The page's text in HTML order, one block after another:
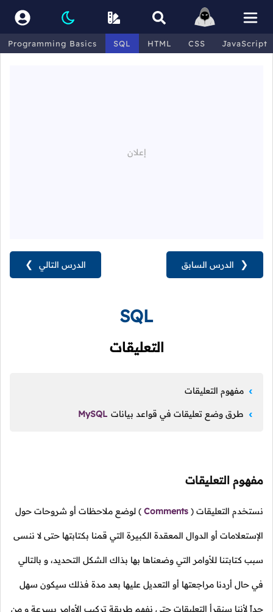
Programming Basics SQL HTML CSS JavaScript
الدرس التالي ❯ ❮ الدرس السابق
SQL
التعليقات
مفهوم التعليقات
طرق وضع تعليقات في قواعد بيانات MySQL
مفهوم التعليقات
نستخدم التعليقات (
Comments
) لوضع ملاحظات أو شروحات حول
الإستعلامات أو الدوال المعقدة الكبيرة التي قمنا بكتابتها حتى لا ننسى
سبب كتابتنا للأوامر التي وضعناها بها بذاك الشكل التحديد، و بالتالي
في حال أردنا مراجعتها أو التعديل عليها بعد مدة فذلك سيكون سهل
جداً لأننا سنقرأ التعليقات حتى نفهم طريقة تركيب الأوامر بسرعة و من